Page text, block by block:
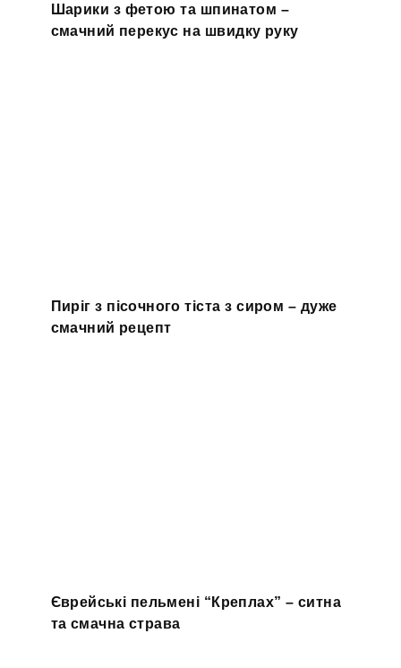
Шарики з фетою та шпинатом –
смачний перекус на швидку руку
Пиріг з пісочного тіста з сиром – дуже
смачний рецепт
Єврейські пельмені “Креплах” – ситна
та смачна страва